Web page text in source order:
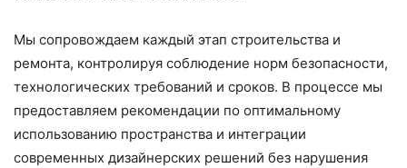
Мы сопровождаем каждый этап строительства и
ремонта, контролируя соблюдение норм безопасности,
технологических требований и сроков. В процессе мы
предоставляем рекомендации по оптимальному
использованию пространства и интеграции
современных дизайнерских решений без нарушения